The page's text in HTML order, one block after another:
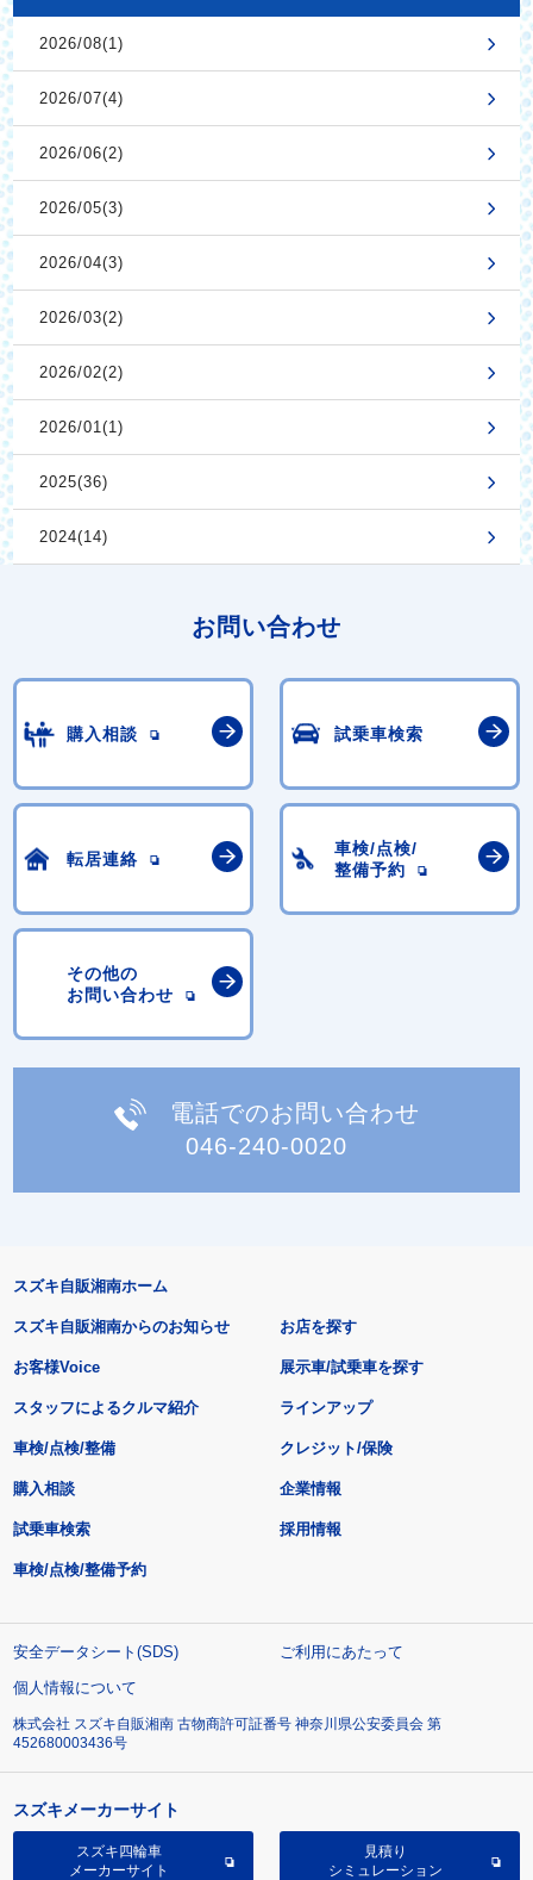
2026/08(1)
2026/07(4)
2026/06(2)
2026/05(3)
2026/04(3)
2026/03(2)
2026/02(2)
2026/01(1)
2025(36)
2024(14)
お問い合わせ
購入相談 試乗車検索
転居連絡
車検/点検/
整備予約
その他の
お問い合わせ
電話でのお問い合わせ
046-240-0020
スズキ自販湘南ホーム
スズキ自販湘南からのお知らせ
お客様Voice
スタッフによるクルマ紹介
お店を探す
展示車/試乗車を探す
ラインアップ
車検/点検/整備 クレジット/保険
購入相談
試乗車検索
車検/点検/整備予約
企業情報
採用情報
安全データシート(SDS)
ご利用にあたって
個人情報について
株式会社 スズキ自販湘南 古物商許可証番号 神奈川県公安委員会 第
452680003436号
スズキメーカーサイト
スズキ四輪車
メーカーサイト
見積り
シミュレーション